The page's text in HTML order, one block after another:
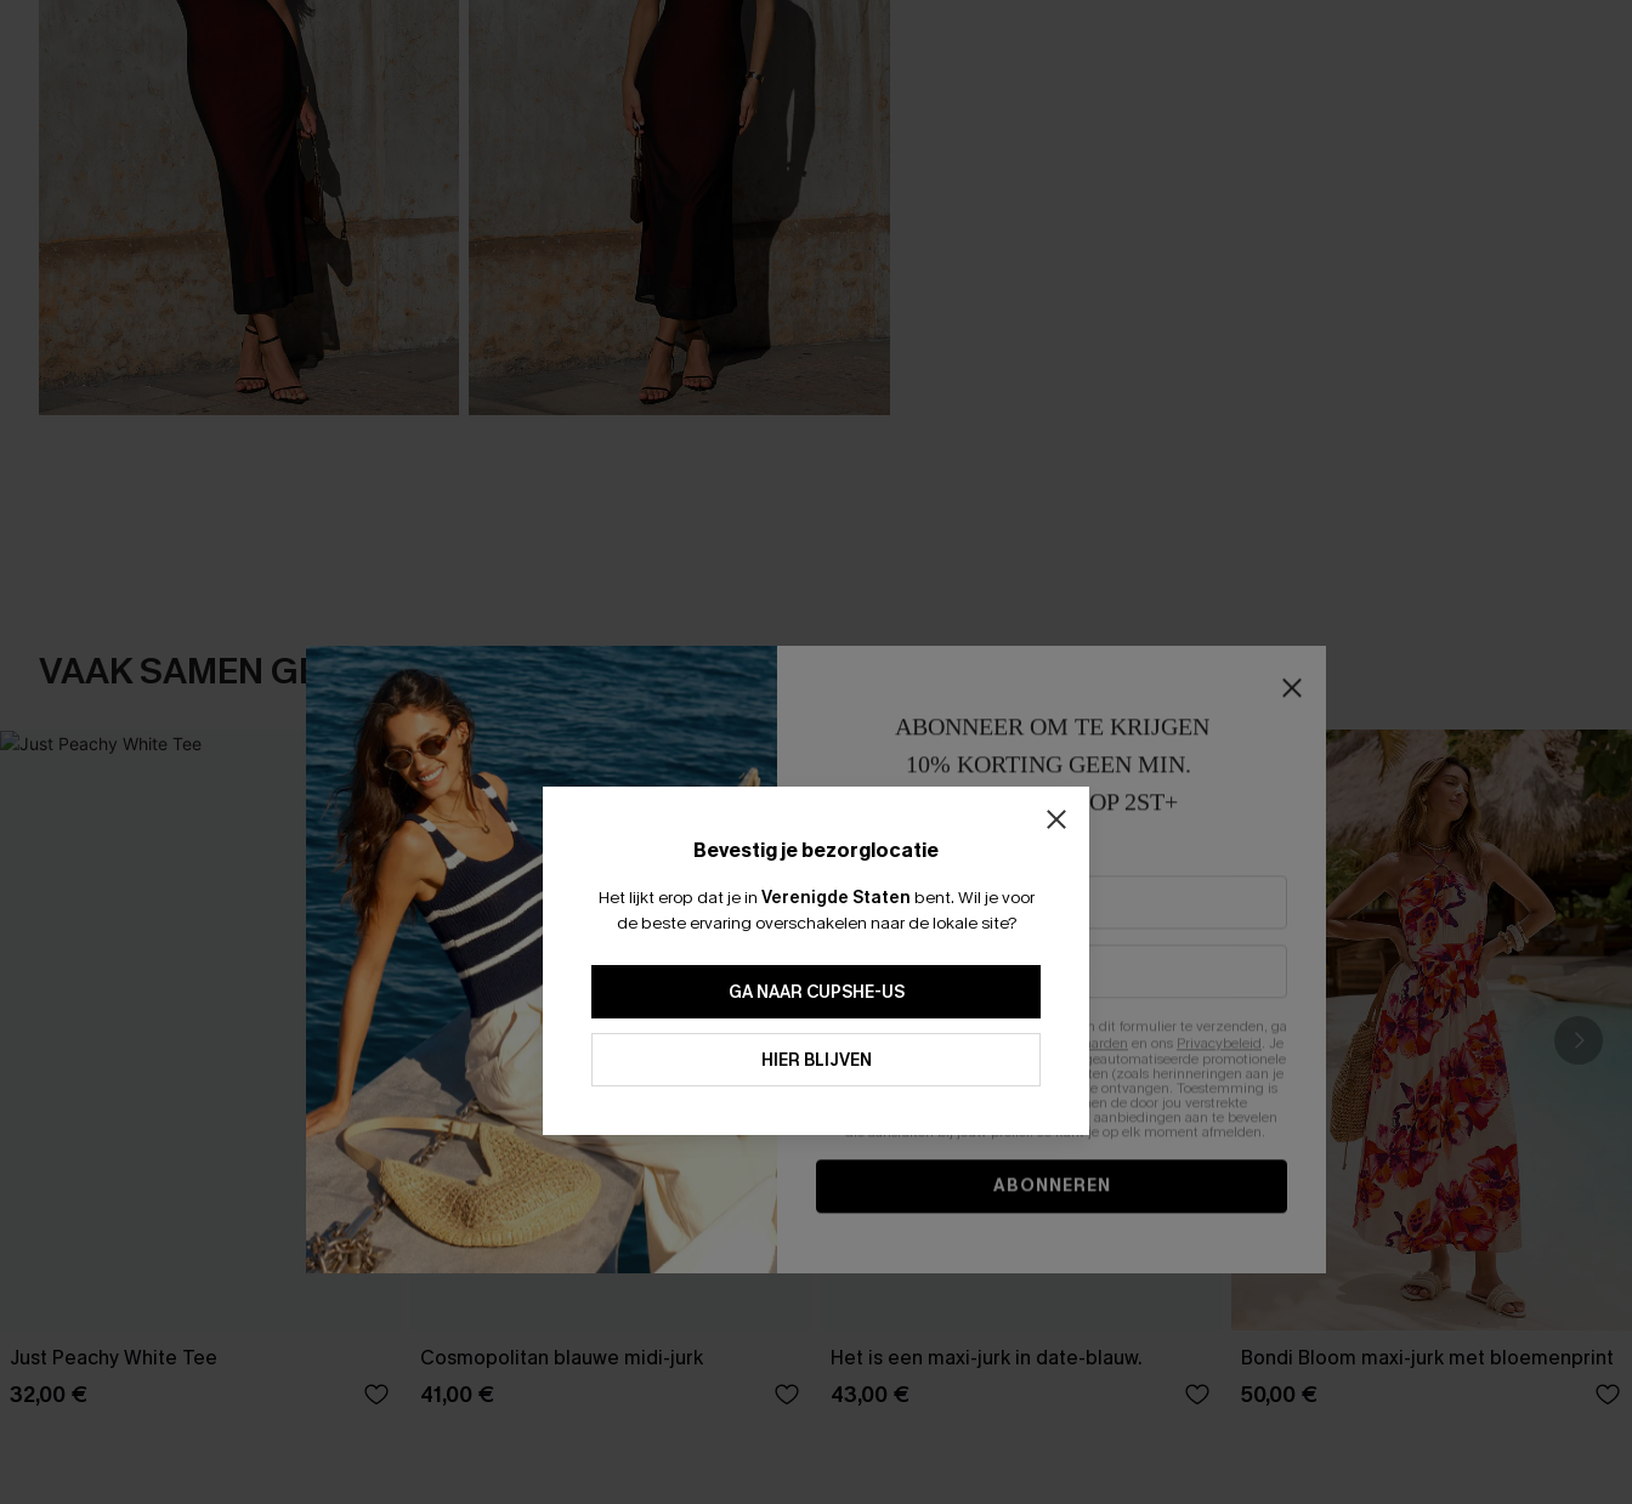
VAAK SAMEN GEKOCHT
Just Peachy White Tee
32,00 €
Cosmopolitan blauwe midi-jurk
41,00 €
Het is een maxi-jurk in date-blauw.
43,00 €
Bondi Bloom maxi-jurk met bloemenprint
50,00 €
Bevestig je bezorglocatie
Het lijkt erop dat je in Verenigde Staten bent. Wil je voor
de beste ervaring overschakelen naar de lokale site?
GA NAAR CUPSHE-US
HIER BLIJVEN
ABONNEER OM TE KRIJGEN
10% KORTING GEEN MIN.
15% KORTING OP 2ST+
Door je contactgegevens in te vullen en dit formulier te verzenden, ga
Algemene Voorwaarden en ons Privacybeleid. Je
stemt er tevens mee in om herhaalde geautomatiseerde promotionele
en gepersonaliseerde marketingberichten (zoals herinneringen aan je
winkelwagen) en e-mails van Cupshe te ontvangen. Toestemming is
niet vereist voor een aankoop. We kunnen de door jou verstrekte
informatie gebruiken om producten en aanbiedingen aan te bevelen
die aansluiten bij jouw profiel. Je kunt je op elk moment afmelden.
ABONNEREN